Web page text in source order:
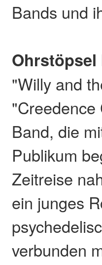
Bands und
"Willy and
"Creedence
Band, die
Publikum
Zeitreise
ein junges
verbunden